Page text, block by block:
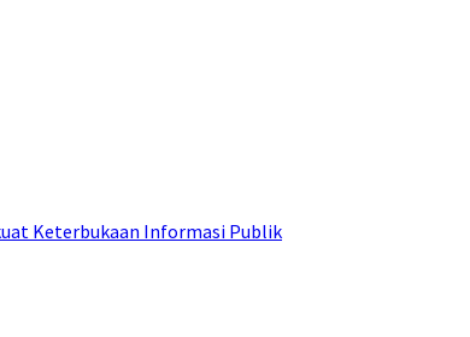
Keterbukaan Informasi Publik